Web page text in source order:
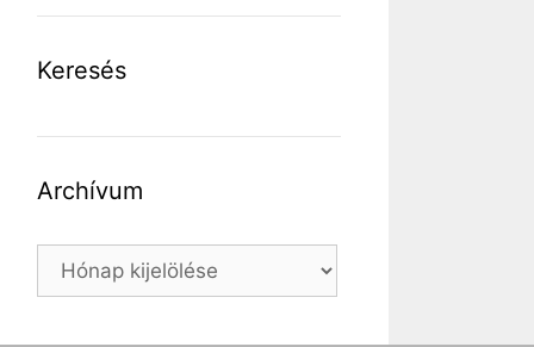
Keresés
Archívum
Archívum